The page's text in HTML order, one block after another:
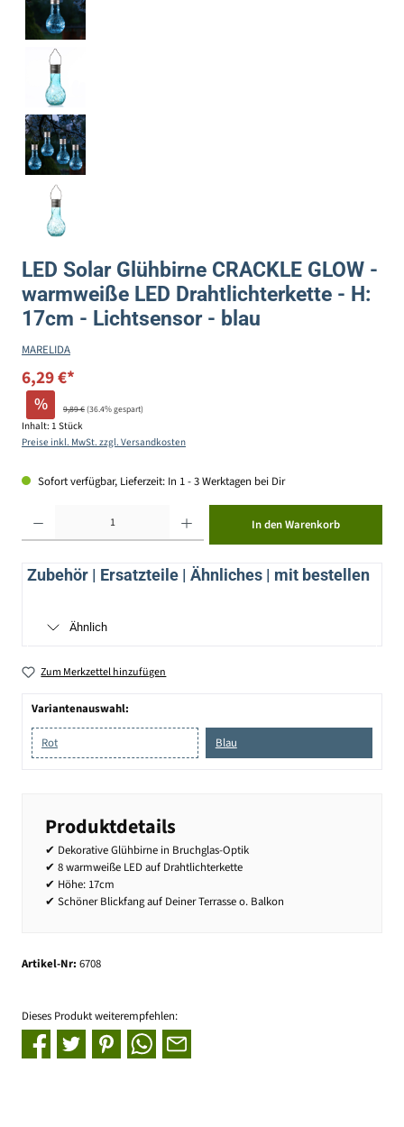
LED Solar Glühbirne CRACKLE GLOW -
warmweiße LED Drahtlichterkette - H:
17cm - Lichtsensor - blau
MARELIDA
6,29 €*
% 9,89 €(36.4% gespart)
Inhalt: 1 Stück
Preise inkl. MwSt. zzgl. Versandkosten
Sofort verfügbar, Lieferzeit: In 1 - 3 Werktagen bei Dir
In den Warenkorb
Zubehör | Ersatzteile | Ähnliches | mit bestellen
Ähnlich
Zum Merkzettel hinzufügen
Variantenauswahl:
Rot Blau
Produktdetails
✔ Dekorative Glühbirne in Bruchglas-Optik
✔ 8 warmweiße LED auf Drahtlichterkette
✔ Höhe: 17cm
✔ Schöner Blickfang auf Deiner Terrasse o. Balkon
Artikel-Nr: 6708
Dieses Produkt weiterempfehlen: